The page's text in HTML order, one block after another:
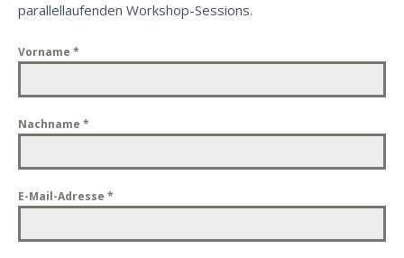
parallellaufenden Workshop-Sessions.
Vorname *
Nachname *
E-Mail-Adresse *